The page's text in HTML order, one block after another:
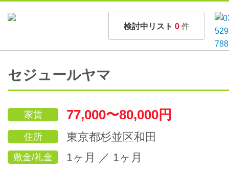
検討中リスト 0 件
セジュールヤマ
家賃 77,000〜80,000円
住所 東京都杉並区和田
敷金/礼金 1ヶ月 ／ 1ヶ月